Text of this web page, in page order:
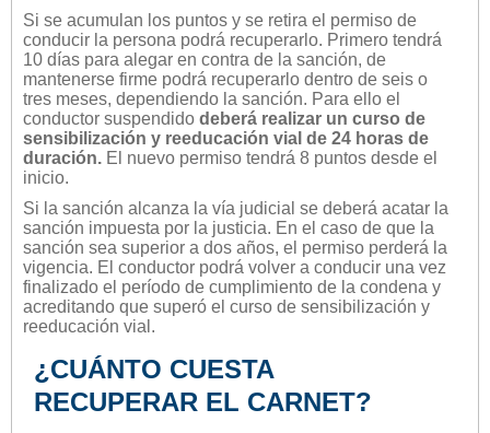
Si se acumulan los puntos y se retira el permiso de
conducir la persona podrá recuperarlo. Primero tendrá
10 días para alegar en contra de la sanción, de
mantenerse firme podrá recuperarlo dentro de seis o
tres meses, dependiendo la sanción. Para ello el
conductor suspendido deberá realizar un curso de
sensibilización y reeducación vial de 24 horas de
duración. El nuevo permiso tendrá 8 puntos desde el
inicio.
Si la sanción alcanza la vía judicial se deberá acatar la
sanción impuesta por la justicia. En el caso de que la
sanción sea superior a dos años, el permiso perderá la
vigencia. El conductor podrá volver a conducir una vez
finalizado el período de cumplimiento de la condena y
acreditando que superó el curso de sensibilización y
reeducación vial.
¿CUÁNTO CUESTA
RECUPERAR EL CARNET?